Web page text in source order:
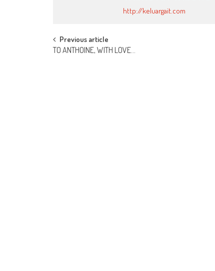
http://keluargait.com
Post
Previous article
TO ANTHOINE, WITH LOVE…